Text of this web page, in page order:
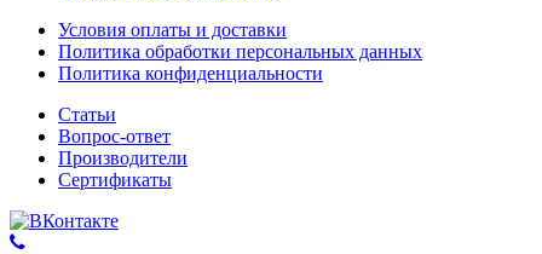
Условия оплаты и доставки
Политика обработки персональных данных
Политика конфиденциальности
Статьи
Вопрос-ответ
Производители
Сертификаты